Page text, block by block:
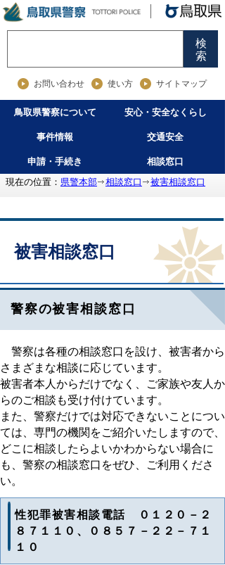
検
索
お問い合わせ 使い方 サイトマップ
鳥取県警察について 安心・安全なくらし
事件情報 交通安全
申請・手続き
相談窓口
現在の位置： 県警本部 相談窓口 被害相談窓口
被害相談窓口
警察の被害相談窓口
警察は各種の相談窓口を設け、被害者から
さまざまな相談に応じています。
被害者本人からだけでなく、ご家族や友人か
らのご相談も受け付けています。
また、警察だけでは対応できないことについ
ては、専門の機関をご紹介いたしますので、
どこに相談したらよいかわからない場合に
も、警察の相談窓口をぜひ、ご利用くださ
い。
性犯罪被害相談電話 ０１２０－２
８７１１０、０８５７－２２－７１
１０